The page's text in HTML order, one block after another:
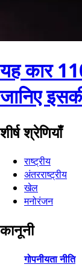
यह कार
जानिए
शीर्ष श्रेणियाँ
राष्ट्रीय
अंतरराष्ट्रीय
खेल
मनोरंजन
कानूनी
गोपनीयता नीति